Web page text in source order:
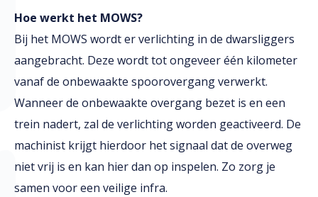
Hoe werkt het MOWS?
Bij het MOWS wordt er verlichting in de dwarsliggers
aangebracht. Deze wordt tot ongeveer één kilometer
vanaf de onbewaakte spoorovergang verwerkt.
Wanneer de onbewaakte overgang bezet is en een
trein nadert, zal de verlichting worden geactiveerd. De
machinist krijgt hierdoor het signaal dat de overweg
niet vrij is en kan hier dan op inspelen. Zo zorg je
samen voor een veilige infra.